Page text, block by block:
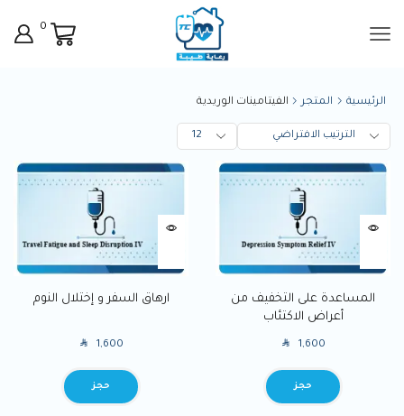
0
الرئيسية المتجر الفيتامينات الوريدية
ارهاق السفر و إختلال النوم
SAR 1,600
BOOK
المساعدة على التخفيف من
أعراض الاكتئاب
SAR 1,600
BOOK